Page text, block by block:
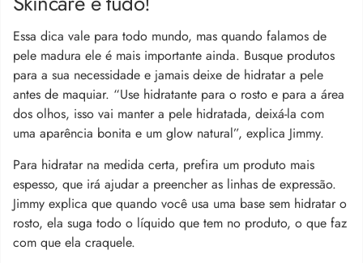
Essa dica vale para todo mundo, mas quando falamos de
pele madura ele é mais importante ainda. Busque produtos
para a sua necessidade e jamais deixe de hidratar a pele
antes de maquiar. “Use hidratante para o rosto e para a área
dos olhos, isso vai manter a pele hidratada, deixá-la com
uma aparência bonita e um glow natural”, explica Jimmy.
Para hidratar na medida certa, prefira um produto mais
espesso, que irá ajudar a preencher as linhas de expressão.
Jimmy explica que quando você usa uma base sem hidratar o
rosto, ela suga todo o líquido que tem no produto, o que faz
com que ela craquele.